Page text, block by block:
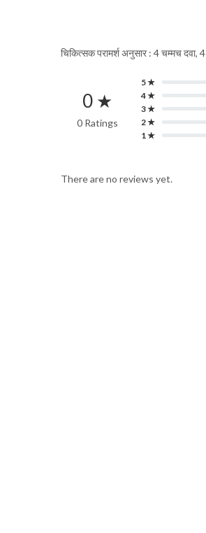
चिकित्सक परामर्श अनुसार : 4 चम्मच दवा,
0 ★
0 Ratings
5 ★
4 ★
3 ★
2 ★
1 ★
There are no reviews yet.